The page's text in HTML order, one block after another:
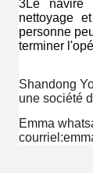
3Le navire
nettoyage
personne
terminer
Shandong
une société
Emma